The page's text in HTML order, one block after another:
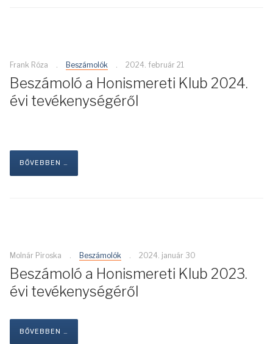
Frank Róza Beszámolók 2024. február 21
Beszámoló a Honismereti Klub 2024.
évi tevékenységéről
BŐVEBBEN …
Molnár Piroska Beszámolók 2024. január 30
Beszámoló a Honismereti Klub 2023.
évi tevékenységéről
BŐVEBBEN …